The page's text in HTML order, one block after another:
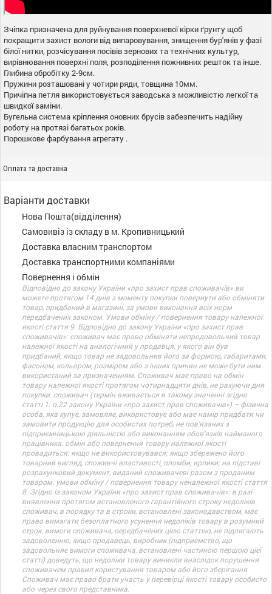
Зчіпка призначена для руйнування поверхневої кірки ґрунту щоб
покращити захист вологи від випаровування, знищення бур'янів у фазі
білої нитки, розчісування посівів зернових та технічних культур,
вирівнювання поверхні поля, розподілення пожнивних решток та інше.
Глибина обробітку 2-9см.
Пружини розташовані у чотири ряди, товщина 10мм.
Причіпна петля використовується заводська з можливістю легкої та
швидкої заміни.
Бугельна система кріплення оновних брусів забезпечить надійну
роботу на протязі багатьох років.
Порошкове фарбування агрегату .
Оплата та доставка
Варіанти доставки
Нова Пошта(відділення)
Самовивіз із складу в м. Кропивницький
Доставка власним транспортом
Доставка транспортними компаніями
Повернення і обмін
Відповідно до закону України «про захист прав споживачів» ви
можете протягом 14 днів з моменту покупки повернути або обміняти
товар, придбаний в магазині, за умови виконання всіх норм
передбачених законом. Умови обміну / повернення товару належної
якості стаття 9. Відповідно до закону України «про захист прав
споживачів»: споживач має право обміняти непродовольчий товар
належної якості на аналогічний у продавця, у якого він був
придбаний, якщо товар не задовольнив його за формою, габаритами,
фасоном, кольором, розміром або з інших причин не може бути ним
використаний за призначенням. Споживач має право на обмін
товару належної якості протягом чотирнадцяти днів, не рахуючи дня
покупки. споживач (термін вживається в такому значенні згідно
статті 1. п.22 закону України «про захист прав споживачів») – фізична
особа, яка купує, замовляє, використовує або має намір придбати чи
замовити продукцію для особистих потреб, не пов’язаних з
підприємницькою діяльністю або виконанням обов’язків найманого
працівника. обмін або повернення товару належної якості
провадиться: якщо не використовувався; якщо збережено його
товарний вигляд, споживчі властивості, пломби, ярлики; на підставі
розрахунковий документ, виданий споживачеві разом з проданим
товаром. умови обміну / повернення товару неналежної якості стаття
8. Згідно із законом України «про захист прав споживачів»: в разі
виявлення протягом встановленого гарантійного строку недоліків
споживач, в порядку та в строки, встановлені законодавством, має
право вимагати безоплатного усунення недоліків товару в розумний
строк. вимоги споживача, передбачених цією статтею, не підлягають
задоволенню, якщо продавець, виробник (підприємство, що
задовольняє вимоги споживача, встановлені частиною першою цієї
статті) доведуть, що недоліки товару виникли внаслідок порушення
споживачем правил користування товаром або його зберігання.
Споживач має право брати участь у перевірці якості товару особисто
або через свого представника.